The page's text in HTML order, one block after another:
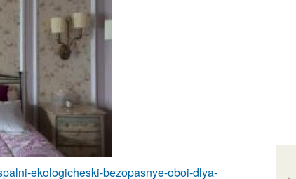
ekologicheski-bezopasnye-oboi-dlya-